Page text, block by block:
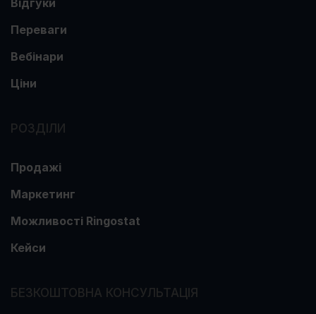
БЕЗКОШТОВНА КОНСУЛЬТАЦІЯ
Відгуки
Переваги
Вебінари
Ціни
РОЗДІЛИ
Продажі
Маркетинг
Можливості Ringostat
Кейси